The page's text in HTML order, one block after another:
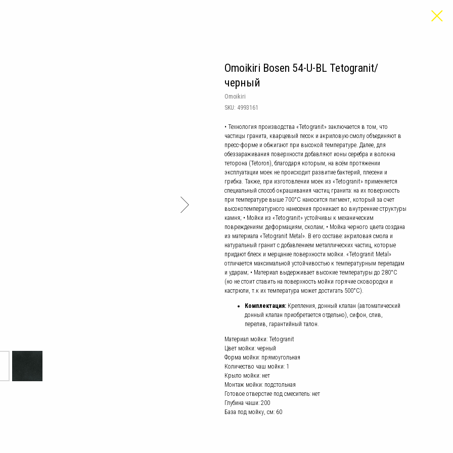
Omoikiri Bosen 54-U-BL Tetogranit/
черный
Omoikiri
SKU: 4993161
• Технология производства «Tetogranit» заключается в том, что
частицы гранита, кварцевый песок и акриловую смолу объединяют в
пресс-форме и обжигают при высокой температуре. Далее, для
обеззараживания поверхности добавляют ионы серебра и волокна
теторона (Tetoron), благодаря которым, на всём протяжении
эксплуатации моек не происходит развитие бактерий, плесени и
грибка. Также, при изготовлении моек из «Tetogranit» применяется
специальный способ окрашивания частиц гранита: на их поверхность
при температуре выше 700°С наносится пигмент, который за счет
высокотемпературного нанесения проникает во внутренние структуры
камня; • Мойки из «Tetogranit» устойчивы к механическим
повреждениям: деформациям, сколам; • Мойка черного цвета создана
из материала «Tetogranit Metal». В его составе: акриловая смола и
натуральный гранит с добавлением металлических частиц, которые
придают блеск и мерцание поверхности мойки. «Tetogranit Metal»
отличается максимальной устойчивостью к температурным перепадам
и ударам; • Материал выдерживает высокие температуры до 280°С
(но не стоит ставить на поверхность мойки горячие сковородки и
кастрюли, т.к их температура может достигать 500°С).
Комплектация: Крепления, донный клапан (автоматический
донный клапан приобретается отдельно), сифон, слив,
перелив, гарантийный талон.
Материал мойки: Tetogranit
Цвет мойки: черный
Форма мойки: прямоугольная
Количество чаш мойки: 1
Крыло мойки: нет
Монтаж мойки: подстольная
Готовое отверстие под смеситель: нет
Глубина чаши: 200
База под мойку, см: 60